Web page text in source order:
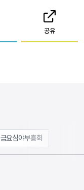
공유
금요심야부흥회